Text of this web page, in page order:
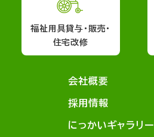
福祉用具貸与・販売・
住宅改修
会社概要
採用情報
にっかいギャラリー